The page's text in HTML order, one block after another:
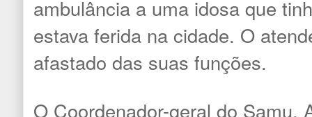
ambulância a uma idosa que
estava ferida na cidade. O
afastado das suas funções.
O Coordenador-geral do Samu,